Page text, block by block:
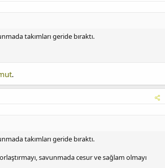
takımları geride bıraktı.
.
takımları geride bıraktı.
savunmada cesur ve sağlam olmayı